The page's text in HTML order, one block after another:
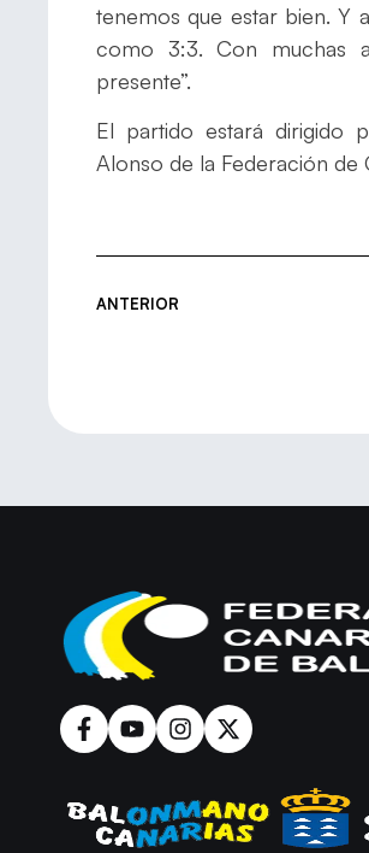
tenemos que estar bien. Y
como 3:3. Con muchas
presente”.
El partido estará dirigido
Alonso de la Federación de
ANTERIOR